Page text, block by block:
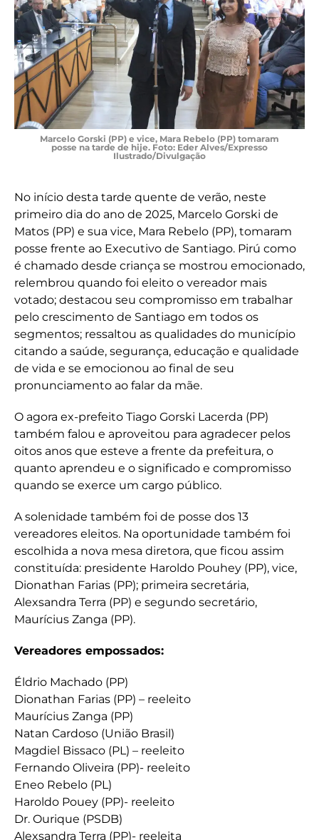
Marcelo Gorski (PP) e vice, Mara Rebelo (PP) tomaram
posse na tarde de hije. Foto: Eder Alves/Expresso
Ilustrado/Divulgação
No início desta tarde quente de verão, neste
primeiro dia do ano de 2025, Marcelo Gorski de
Matos (PP) e sua vice, Mara Rebelo (PP), tomaram
posse frente ao Executivo de Santiago. Pirú como
é chamado desde criança se mostrou emocionado,
relembrou quando foi eleito o vereador mais
votado; destacou seu compromisso em trabalhar
pelo crescimento de Santiago em todos os
segmentos; ressaltou as qualidades do município
citando a saúde, segurança, educação e qualidade
de vida e se emocionou ao final de seu
pronunciamento ao falar da mãe.
O agora ex-prefeito Tiago Gorski Lacerda (PP)
também falou e aproveitou para agradecer pelos
oitos anos que esteve a frente da prefeitura, o
quanto aprendeu e o significado e compromisso
quando se exerce um cargo público.
A solenidade também foi de posse dos 13
vereadores eleitos. Na oportunidade também foi
escolhida a nova mesa diretora, que ficou assim
constituída: presidente Haroldo Pouhey (PP), vice,
Dionathan Farias (PP); primeira secretária,
Alexsandra Terra (PP) e segundo secretário,
Maurícius Zanga (PP).
Vereadores empossados:
Éldrio Machado (PP)
Dionathan Farias (PP) – reeleito
Maurícius Zanga (PP)
Natan Cardoso (União Brasil)
Magdiel Bissaco (PL) – reeleito
Fernando Oliveira (PP)- reeleito
Eneo Rebelo (PL)
Haroldo Pouey (PP)- reeleito
Dr. Ourique (PSDB)
Alexsandra Terra (PP)- reeleita